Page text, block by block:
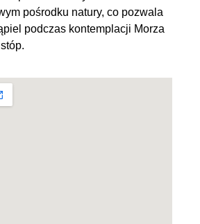
pośrodku natury, co pozwala
podczas kontemplacji Morza